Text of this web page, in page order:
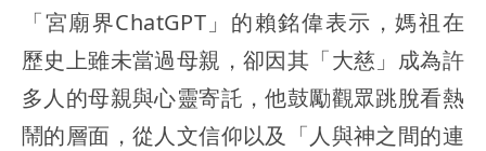
「宮廟界ChatGPT」的賴銘偉表示，媽祖在
歷史上雖未當過母親，卻因其「大慈」成為許
多人的母親與心靈寄託，他鼓勵觀眾跳脫看熱
鬧的層面，從人文信仰以及「人與神之間的連